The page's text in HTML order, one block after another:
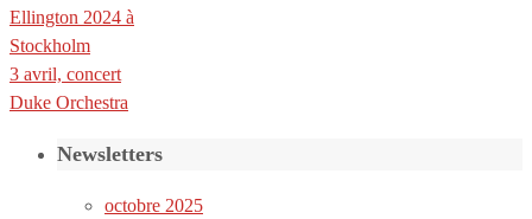
Ellington 2024 à
Stockholm
3 avril, concert
Duke Orchestra
Newsletters
octobre 2025